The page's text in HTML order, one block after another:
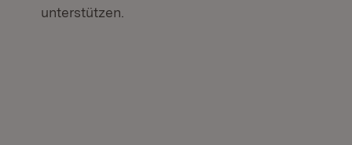
unterstützen.